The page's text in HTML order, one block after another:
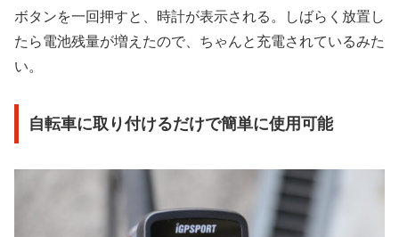
ボタンを一回押すと、時計が表示される。しばらく放置し
たら電池残量が増えたので、ちゃんと充電されているみた
い。
自転車に取り付けるだけで簡単に使用可能